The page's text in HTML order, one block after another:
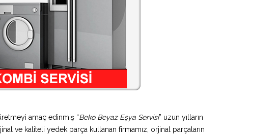
amaç edinmiş “Beko Beyaz Eşya Servisi” uzun yılların
ve kaliteli yedek parça kullanan firmamız, orjinal parçaların